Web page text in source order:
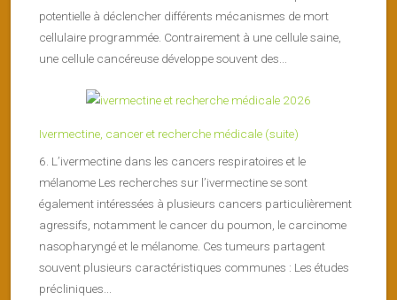
potentielle à déclencher différents mécanismes de mort
cellulaire programmée. Contrairement à une cellule saine,
une cellule cancéreuse développe souvent des...
Ivermectine, cancer et recherche médicale (suite)
6. L’ivermectine dans les cancers respiratoires et le
mélanome Les recherches sur l’ivermectine se sont
également intéressées à plusieurs cancers particulièrement
agressifs, notamment le cancer du poumon, le carcinome
nasopharyngé et le mélanome. Ces tumeurs partagent
souvent plusieurs caractéristiques communes : Les études
précliniques...